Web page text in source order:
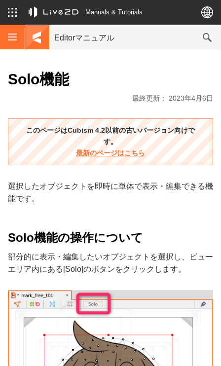
Manuals & Tutorials
Editorマニュアル
Solo機能
最終更新： 2023年4月6日
このページはCubism 4.2以前の古いバージョン向けで
す。
最新のページはこちら
選択したオブジェクトを即時に単体で表示・編集できる機
能です。
Solo機能の操作について
部分的に表示・編集したいオブジェクトを選択し、ビュー
エリア内にある[Solo]のボタンをクリックします。